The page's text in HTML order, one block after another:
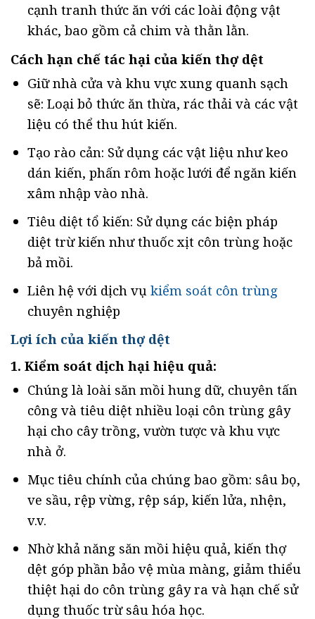
cạnh tranh thức ăn với các loài động vật
khác, bao gồm cả chim và thằn lằn.
Cách hạn chế tác hại của kiến thợ dệt
Giữ nhà cửa và khu vực xung quanh sạch
sẽ: Loại bỏ thức ăn thừa, rác thải và các vật
liệu có thể thu hút kiến.
Tạo rào cản: Sử dụng các vật liệu như keo
dán kiến, phấn rôm hoặc lưới để ngăn kiến ​​
xâm nhập vào nhà.
Tiêu diệt tổ kiến: Sử dụng các biện pháp
diệt trừ kiến ​​như thuốc xịt côn trùng hoặc
bả mồi.
Liên hệ với dịch vụ kiểm soát côn trùng
chuyên nghiệp
Lợi ích của kiến thợ dệt
1. Kiểm soát dịch hại hiệu quả:
Chúng là loài săn mồi hung dữ, chuyên tấn
công và tiêu diệt nhiều loại côn trùng gây
hại cho cây trồng, vườn tược và khu vực
nhà ở.
Mục tiêu chính của chúng bao gồm: sâu bọ,
ve sầu, rệp vừng, rệp sáp, kiến lửa, nhện,
v.v.
Nhờ khả năng săn mồi hiệu quả, kiến thợ
dệt góp phần bảo vệ mùa màng, giảm thiểu
thiệt hại do côn trùng gây ra và hạn chế sử
dụng thuốc trừ sâu hóa học.